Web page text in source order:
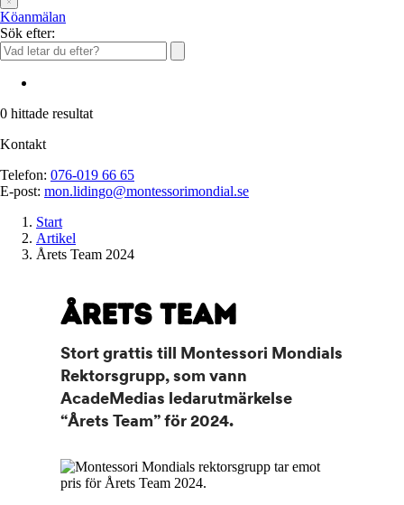
Köanmälan
Sök efter:
0 hittade resultat
Kontakt
Telefon: 076-019 66 65
E-post: mon.lidingo@montessorimondial.se
Start
Artikel
Årets Team 2024
ÅRETS TEAM
Stort grattis till Montessori Mondials
Rektorsgrupp, som vann
AcadeMedias ledarutmärkelse
“Årets Team” för 2024.